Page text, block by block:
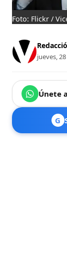
Foto: Flickr /
jueves,
Únete
G